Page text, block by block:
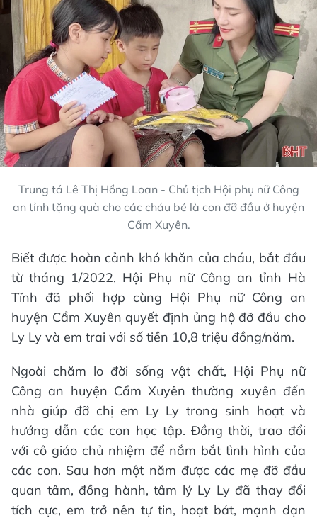
Trung tá Lê Thị Hồng Loan - Chủ tịch Hội phụ nữ Công
an tỉnh tặng quà cho các cháu bé là con đỡ đầu ở huyện
Cẩm Xuyên.
Biết được hoàn cảnh khó khăn của cháu, bắt đầu
từ tháng 1/2022, Hội Phụ nữ Công an tỉnh Hà
Tĩnh đã phối hợp cùng Hội Phụ nữ Công an
huyện Cẩm Xuyên quyết định ủng hộ đỡ đầu cho
Ly Ly và em trai với số tiền 10,8 triệu đồng/năm.
Ngoài chăm lo đời sống vật chất, Hội Phụ nữ
Công an huyện Cẩm Xuyên thường xuyên đến
nhà giúp đỡ chị em Ly Ly trong sinh hoạt và
hướng dẫn các con học tập. Đồng thời, trao đổi
với cô giáo chủ nhiệm để nắm bắt tình hình của
các con. Sau hơn một năm được các mẹ đỡ đầu
quan tâm, đồng hành, tâm lý Ly Ly đã thay đổi
tích cực, em trở nên tự tin, hoạt bát, mạnh dạn